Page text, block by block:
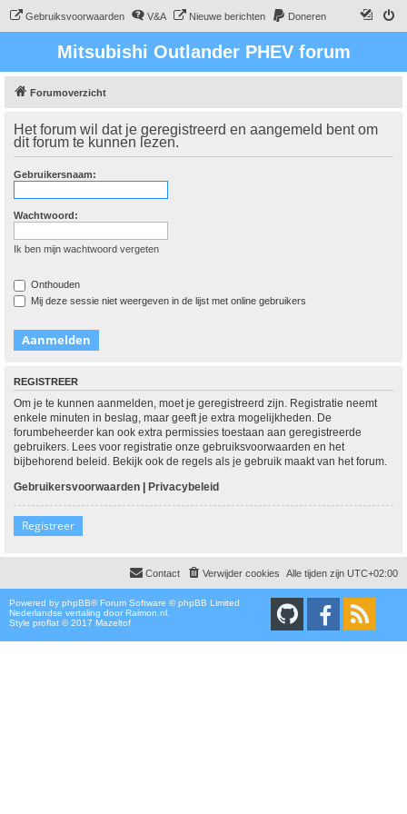
Gebruiksvoorwaarden V&A Nieuwe berichten Doneren
Mitsubishi Outlander PHEV forum
Forumoverzicht
Het forum wil dat je geregistreerd en aangemeld bent om
dit forum te kunnen lezen.
Gebruikersnaam:
Wachtwoord:
Ik ben mijn wachtwoord vergeten
Onthouden
Mij deze sessie niet weergeven in de lijst met online gebruikers
REGISTREER
Om je te kunnen aanmelden, moet je geregistreerd zijn. Registratie neemt
enkele minuten in beslag, maar geeft je extra mogelijkheden. De
forumbeheerder kan ook extra permissies toestaan aan geregistreerde
gebruikers. Lees voor registratie onze gebruiksvoorwaarden en het
bijbehorend beleid. Bekijk ook de regels als je gebruik maakt van het forum.
Gebruikersvoorwaarden | Privacybeleid
Registreer
Alle tijden zijn UTC+02:00
Verwijder cookies
Contact
Powered by phpBB® Forum Software © phpBB Limited
Nederlandse vertaling door Raimon.nl
Style proflat © 2017 Mazeltof